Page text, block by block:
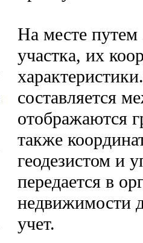
На месте путем
участка, их
составляется
отображаются
также
геодезистом и
передается в
недвижимости
учет.